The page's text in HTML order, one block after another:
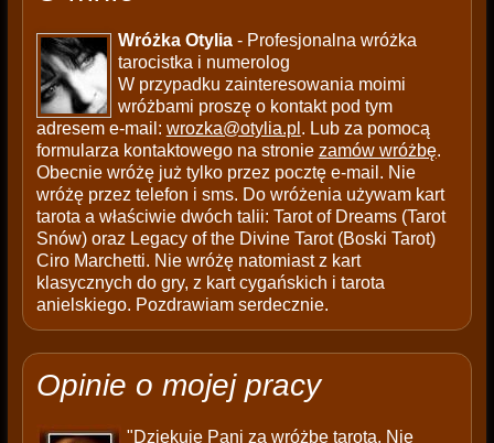
Wróżka Otylia- Profesjonalna wróżka
tarocistka i numerolog
W przypadku zainteresowania moimi
wróżbami proszę o kontakt pod tym
adresem e-mail: wrozka@otylia.pl . Lub za pomocą
formularza kontaktowego na stronie zamów wróżbę.
Obecnie wróżę już tylko przez pocztę e-mail. Nie
wróżę przez telefon i sms. Do wróżenia używam kart
tarota a właściwie dwóch talii: Tarot of Dreams (Tarot
Snów) oraz Legacy of the Divine Tarot (Boski Tarot)
Ciro Marchetti. Nie wróżę natomiast z kart
klasycznych do gry, z kart cygańskich i tarota
anielskiego. Pozdrawiam serdecznie.
Opinie o mojej pracy
"Dziękuję Pani za wróżbę tarota. Nie